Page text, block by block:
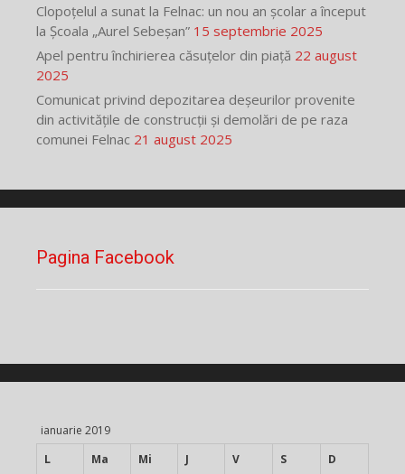
Clopoțelul a sunat la Felnac: un nou an școlar a început
la Școala „Aurel Sebeșan” 15 septembrie 2025
Apel pentru închirierea căsuțelor din piață 22 august
2025
Comunicat privind depozitarea deșeurilor provenite
din activitățile de construcții și demolări de pe raza
comunei Felnac 21 august 2025
Pagina Facebook
ianuarie 2019
L
Ma Mi J V S D